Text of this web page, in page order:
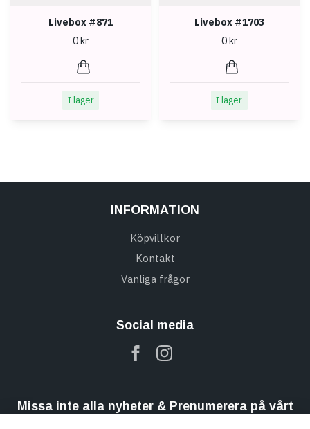
Livebox #871
0 kr
I lager
Livebox #1703
0 kr
I lager
INFORMATION
Köpvillkor
Kontakt
Vanliga frågor
Social media
Missa inte alla nyheter & Prenumerera på vårt